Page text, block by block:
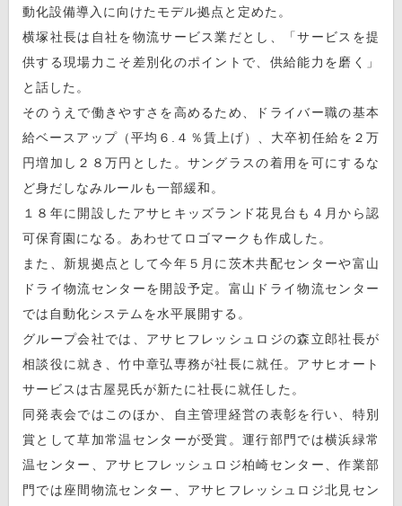
動化設備導入に向けたモデル拠点と定めた。
横塚社長は自社を物流サービス業だとし、「サービスを提
供する現場力こそ差別化のポイントで、供給能力を磨く」
と話した。
そのうえで働きやすさを高めるため、ドライバー職の基本
給ベースアップ（平均６.４％賃上げ）、大卒初任給を２万
円増加し２８万円とした。サングラスの着用を可にするな
ど身だしなみルールも一部緩和。
１８年に開設したアサヒキッズランド花見台も４月から認
可保育園になる。あわせてロゴマークも作成した。
また、新規拠点として今年５月に茨木共配センターや富山
ドライ物流センターを開設予定。富山ドライ物流センター
では自動化システムを水平展開する。
グループ会社では、アサヒフレッシュロジの森立郎社長が
相談役に就き、竹中章弘専務が社長に就任。アサヒオート
サービスは古屋晃氏が新たに社長に就任した。
同発表会ではこのほか、自主管理経営の表彰を行い、特別
賞として草加常温センターが受賞。運行部門では横浜緑常
温センター、アサヒフレッシュロジ柏崎センター、作業部
門では座間物流センター、アサヒフレッシュロジ北見セン